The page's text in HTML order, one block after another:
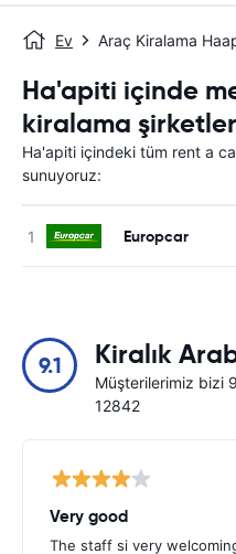
Ev Araç Kiralama
Ha'apiti içinde
kiralama
Ha'apiti içindeki tüm rent a
sunuyoruz:
Europcar
9.1 Kiralık
Müşterilerimiz bizi
12842
Very good
The staff si very